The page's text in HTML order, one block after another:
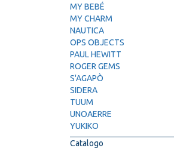
MY BEBÉ
MY CHARM
NAUTICA
OPS OBJECTS
PAUL HEWITT
ROGER GEMS
S'AGAPÒ
SIDERA
TUUM
UNOAERRE
YUKIKO
Catalogo